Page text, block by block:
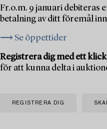
Fr.o.m. 9 januari debiteras
betalning av ditt föremål
⟶ Se öppettider
Registrera dig med ett klick
för att kunna delta i
REGISTRERA DIG